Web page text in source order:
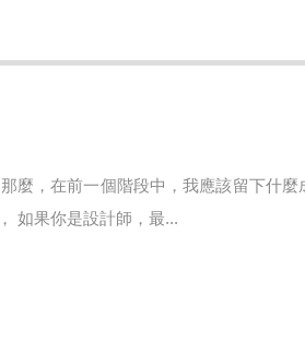
麼，在前一個階段中，我應該留下什
如果你是設計師，最...